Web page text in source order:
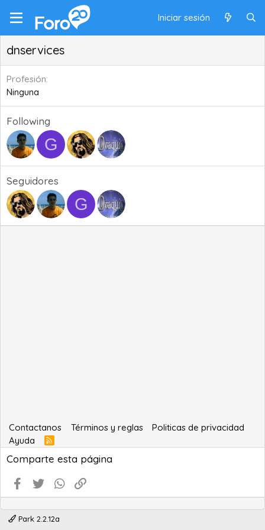
Iniciar sesión
dnservices
Profesión
Ninguna
Following
G
Seguidores
G
Contactanos Términos y reglas
Politicas de privacidad
Ayuda
R
S
S
Comparte esta página
Facebook
Twitter WhatsApp
Park 2.2.12a